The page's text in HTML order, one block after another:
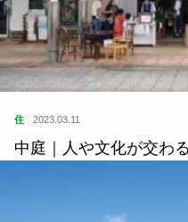
住 2023.03.11
中庭｜人や文化が交わ